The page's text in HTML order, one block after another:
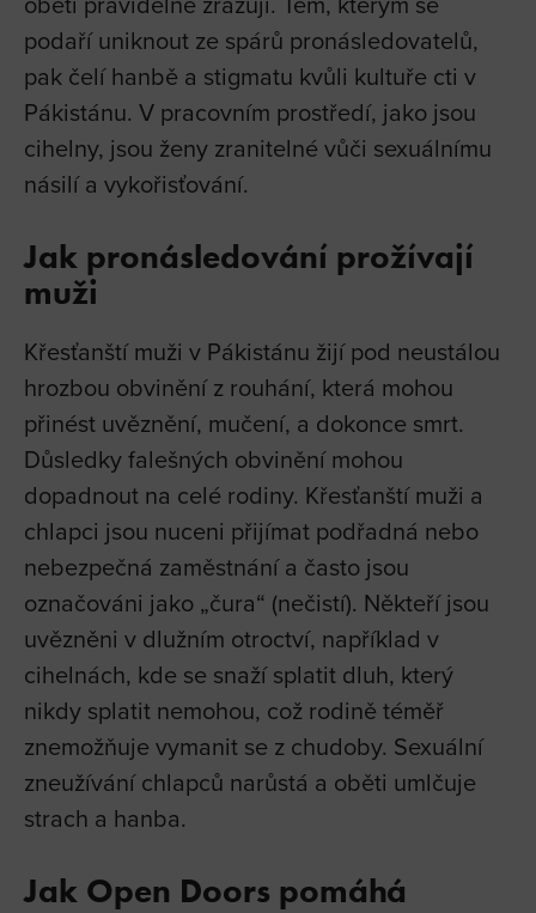
podaří uniknout ze spárů pronásledovatelů,
pak čelí hanbě a stigmatu kvůli kultuře cti v
Pákistánu. V pracovním prostředí, jako jsou
cihelny, jsou ženy zranitelné vůči sexuálnímu
násilí a vykořisťování.
Jak pronásledování prožívají
muži
Křesťanští muži v Pákistánu žijí pod neustálou
hrozbou obvinění z rouhání, která mohou
přinést uvěznění, mučení, a dokonce smrt.
Důsledky falešných obvinění mohou
dopadnout na celé rodiny. Křesťanští muži a
chlapci jsou nuceni přijímat podřadná nebo
nebezpečná zaměstnání a často jsou
označováni jako „čura“ (nečistí). Někteří jsou
uvězněni v dlužním otroctví, například v
cihelnách, kde se snaží splatit dluh, který
nikdy splatit nemohou, což rodině téměř
znemožňuje vymanit se z chudoby. Sexuální
zneužívání chlapců narůstá a oběti umlčuje
strach a hanba.
Jak Open Doors pomáhá